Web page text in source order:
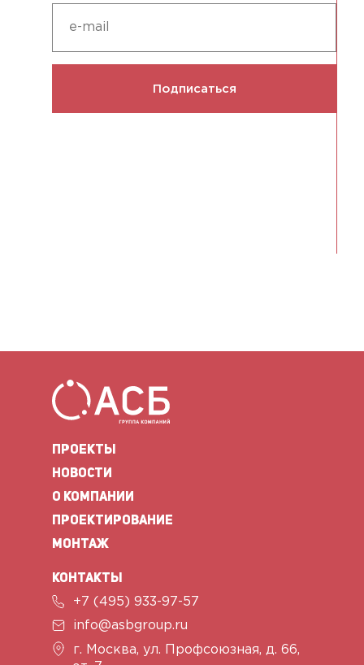
Подписаться
ПРОЕКТЫ
НОВОСТИ
О КОМПАНИИ
ПРОЕКТИРОВАНИЕ
МОНТАЖ
КОНТАКТЫ
+7 (495) 933-97-57
info@asbgroup.ru
г. Москва, ул. Профсоюзная, д. 66,